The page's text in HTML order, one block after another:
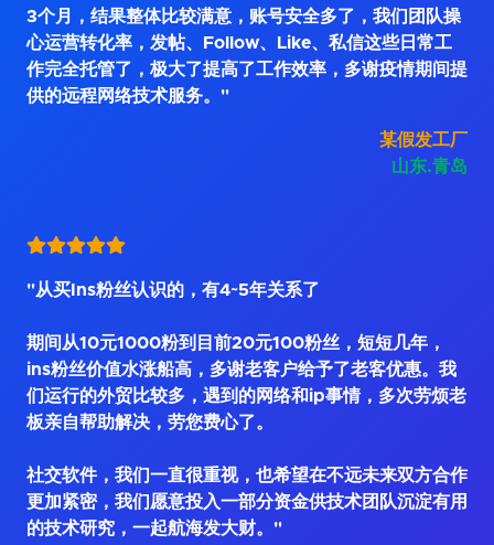
3个月，结果整体比较满意，账号安全多了，我们团队操
心运营转化率，发帖、Follow、Like、私信这些日常工
作完全托管了，极大了提高了工作效率，多谢疫情期间提
供的远程网络技术服务。"
某假发工厂
山东.青岛
"从买Ins粉丝认识的，有4~5年关系了
期间从10元1000粉到目前20元100粉丝，短短几年，
ins粉丝价值水涨船高，多谢老客户给予了老客优惠。我
们运行的外贸比较多，遇到的网络和ip事情，多次劳烦老
板亲自帮助解决，劳您费心了。
社交软件，我们一直很重视，也希望在不远未来双方合作
更加紧密，我们愿意投入一部分资金供技术团队沉淀有用
的技术研究，一起航海发大财。"